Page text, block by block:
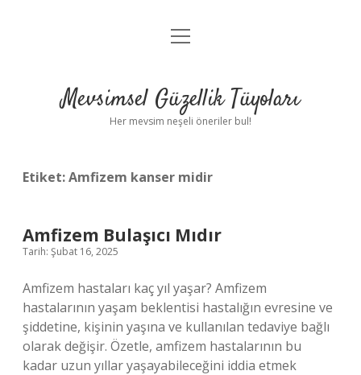
Anasayfa
Yasal Uyarı
menüyü
Mevsimsel Güzellik Tüyoları
Her mevsim neşeli öneriler bul!
Etiket:Amfizem kanser midir
Amfizem Bulaşıcı Mıdır
Tarih: Şubat 16, 2025
Amfizem hastaları kaç yıl yaşar? Amfizem
hastalarının yaşam beklentisi hastalığın evresine ve
şiddetine, kişinin yaşına ve kullanılan tedaviye bağlı
olarak değişir. Özetle, amfizem hastalarının bu
kadar uzun yıllar yaşayabileceğini iddia etmek